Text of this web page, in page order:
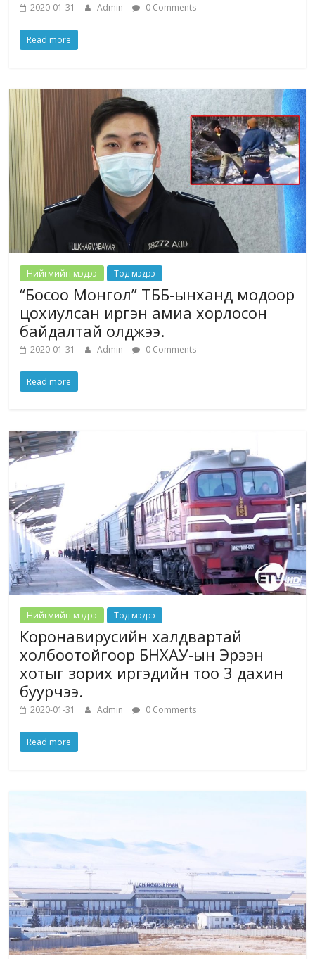
2020-01-31 Admin 0 Comments
Read more
Нийгмийн мэдээ Тод мэдээ
“Босоо Монгол” ТББ-ынханд модоор
цохиулсан иргэн амиа хорлосон
байдалтай олджээ.
2020-01-31 Admin 0 Comments
Read more
Нийгмийн мэдээ Тод мэдээ
Коронавирусийн халдвартай
холбоотойгоор БНХАУ-ын Эрээн
хотыг зорих иргэдийн тоо 3 дахин
буурчээ.
2020-01-31 Admin 0 Comments
Read more